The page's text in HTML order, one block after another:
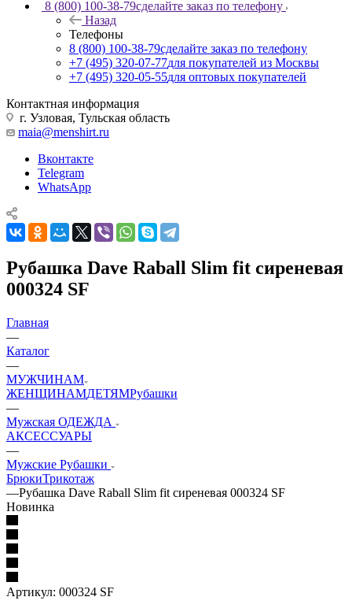
8 (800) 100-38-79сделайте заказ по телефону
Назад
Телефоны
8 (800) 100-38-79сделайте заказ по телефону
+7 (495) 320-07-77для покупателей из Москвы
+7 (495) 320-05-55для оптовых покупателей
Контактная информация
г. Узловая, Тульская область
maia@menshirt.ru
Вконтакте
Telegram
WhatsApp
Рубашка Dave Raball Slim fit сиреневая
000324 SF
Главная
—
Каталог
—
МУЖЧИНАМ
ЖЕНЩИНАМДЕТЯМРубашки
—
Мужская ОДЕЖДА
АКСЕССУАРЫ
—
Мужские Рубашки
БрюкиТрикотаж
—Рубашка Dave Raball Slim fit сиреневая 000324 SF
Новинка
Артикул: 000324 SF